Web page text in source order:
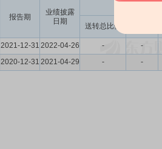
报告期
业绩披露
日期
送转总比例
2021-12-31 2022-04-26 - -
2020-12-31 2021-04-29 - -